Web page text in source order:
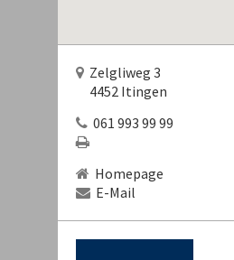
Zelgliweg 3
4452 Itingen
061 993 99 99
Homepage
E-Mail